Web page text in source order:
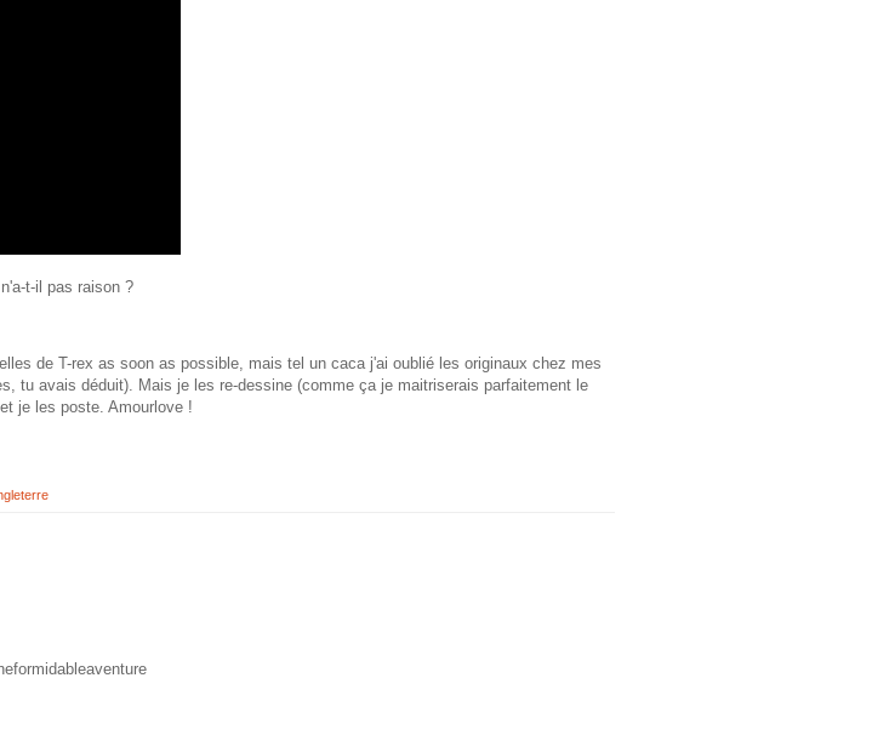
t-il pas raison ?
de T-rex as soon as possible, mais tel un caca j'ai oublié les originaux chez mes
tu avais déduit). Mais je les re-dessine (comme ça je maitriserais parfaitement le
je les poste. Amourlove !